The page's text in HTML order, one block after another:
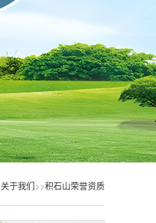
关于我们>>积石山荣誉资质